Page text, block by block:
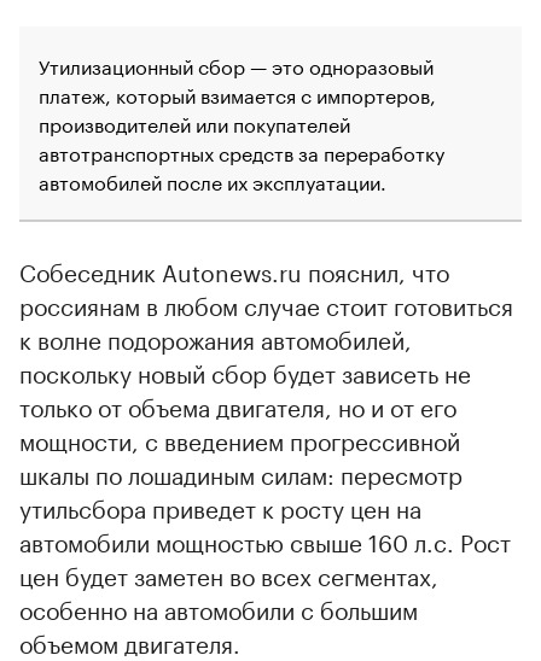
Утилизационный сбор — это одноразовый
платеж, который взимается с импортеров,
производителей или покупателей
автотранспортных средств за переработку
автомобилей после их эксплуатации.
Собеседник Autonews.ru пояснил, что
россиянам в любом случае стоит готовиться
к волне подорожания автомобилей,
поскольку новый сбор будет зависеть не
только от объема двигателя, но и от его
мощности, с введением прогрессивной
шкалы по лошадиным силам: пересмотр
утильсбора приведет к росту цен на
автомобили мощностью свыше 160 л.с. Рост
цен будет заметен во всех сегментах,
особенно на автомобили с большим
объемом двигателя.